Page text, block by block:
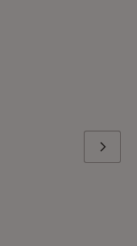
Seite Weiter